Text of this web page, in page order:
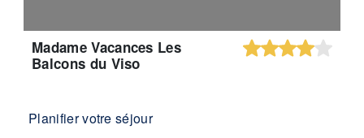
Madame Vacances Les
Balcons du Viso
Planifier votre séjour